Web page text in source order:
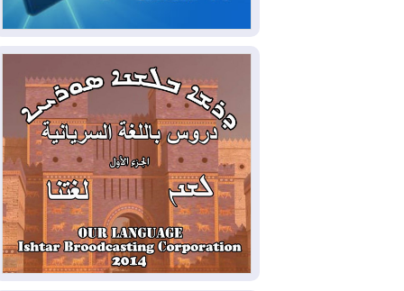
لمدة عام.. بدء توريد 100
مليون قدم مكعب يومياً من غاز كورمور في
إقليم كوردستان إلى وزارة الكهرباء العراقية
2026-08-05
15كارثة بيئية ومناخية ترسم
ملامح أخطر التحديات التي تواجه العراق
اليوم
2026-08-05
حرائق فرنسا.. توقيف 402
شخص بينهم 156 قاصرا منذ بداية موسم
الحرائق
2026-08-04سومو: إنتاج النفط في إقليم
كوردستان انخفض إلى أقل من 10%